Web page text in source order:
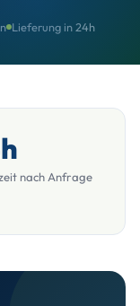
Lieferung in 24h
nach Anfrage